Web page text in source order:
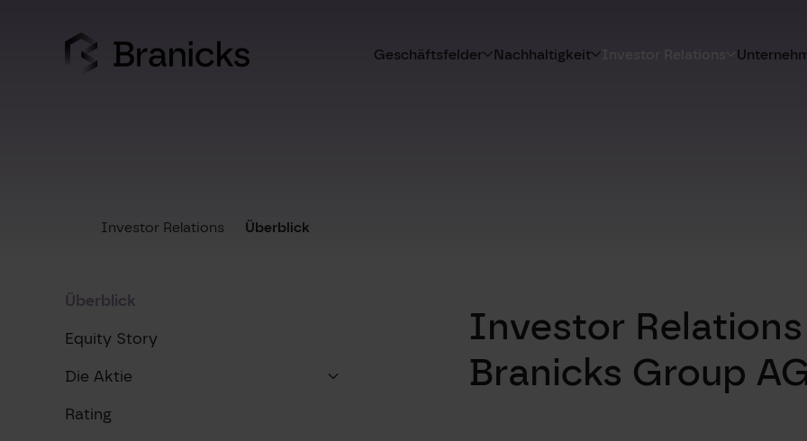
Geschäftsfelder Nachhaltigkeit
Investor Relations Überblick
Überblick
Equity Story
Die Aktie
Rating
Investor
Branicks Group